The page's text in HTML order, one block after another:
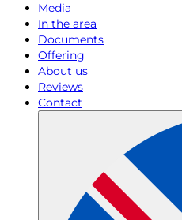
Media
In the area
Documents
Offering
About us
Reviews
Contact